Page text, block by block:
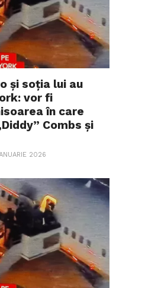
și soția lui au
vor fi
în care
Combs și
2026